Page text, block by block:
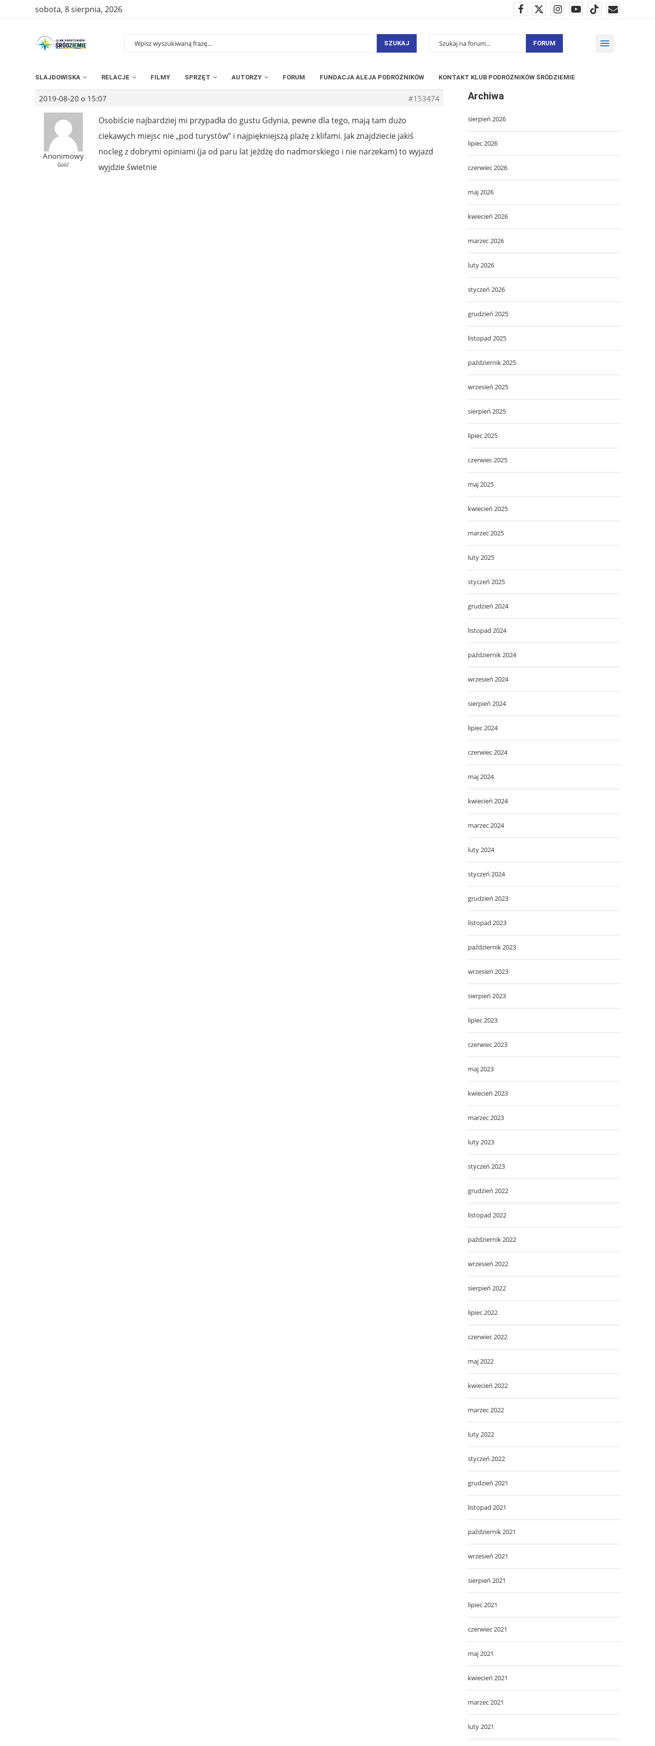
sobota, 8 sierpnia, 2026
SZUKAJ FORUM
SLAJDOWISKA RELACJE FILMY SPRZĘT AUTORZY FORUM FUNDACJA ALEJA PODRÓŻNIKÓW KONTAKT KLUB PODRÓŻNIKÓW ŚRÓDZIEMIE
2019-08-20 o 15:07 #153474
Anonimowy
Gość
Osobiście najbardziej mi przypadła do gustu Gdynia, pewne dla tego, mają tam dużo
ciekawych miejsc nie „pod turystów” i najpiękniejszą plażę z klifami. Jak znajdziecie jakiś
nocleg z dobrymi opiniami (ja od paru lat jeżdżę do nadmorskiego i nie narzekam) to wyjazd
wyjdzie świetnie
Archiwa
sierpień 2026
lipiec 2026
czerwiec 2026
maj 2026
kwiecień 2026
marzec 2026
luty 2026
styczeń 2026
grudzień 2025
listopad 2025
październik 2025
wrzesień 2025
sierpień 2025
lipiec 2025
czerwiec 2025
maj 2025
kwiecień 2025
marzec 2025
luty 2025
styczeń 2025
grudzień 2024
listopad 2024
październik 2024
wrzesień 2024
sierpień 2024
lipiec 2024
czerwiec 2024
maj 2024
kwiecień 2024
marzec 2024
luty 2024
styczeń 2024
grudzień 2023
listopad 2023
październik 2023
wrzesień 2023
sierpień 2023
lipiec 2023
czerwiec 2023
maj 2023
kwiecień 2023
marzec 2023
luty 2023
styczeń 2023
grudzień 2022
listopad 2022
październik 2022
wrzesień 2022
sierpień 2022
lipiec 2022
czerwiec 2022
maj 2022
kwiecień 2022
marzec 2022
luty 2022
styczeń 2022
grudzień 2021
listopad 2021
październik 2021
wrzesień 2021
sierpień 2021
lipiec 2021
czerwiec 2021
maj 2021
kwiecień 2021
marzec 2021
luty 2021